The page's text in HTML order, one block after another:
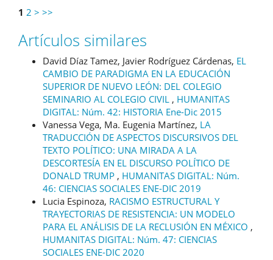
1 2 > >>
Artículos similares
David Díaz Tamez, Javier Rodríguez Cárdenas, EL
CAMBIO DE PARADIGMA EN LA EDUCACIÓN
SUPERIOR DE NUEVO LEÓN: DEL COLEGIO
SEMINARIO AL COLEGIO CIVIL , HUMANITAS
DIGITAL: Núm. 42: HISTORIA Ene-Dic 2015
Vanessa Vega, Ma. Eugenia Martínez, LA
TRADUCCIÓN DE ASPECTOS DISCURSIVOS DEL
TEXTO POLÍTICO: UNA MIRADA A LA
DESCORTESÍA EN EL DISCURSO POLÍTICO DE
DONALD TRUMP , HUMANITAS DIGITAL: Núm.
46: CIENCIAS SOCIALES ENE-DIC 2019
Lucia Espinoza, RACISMO ESTRUCTURAL Y
TRAYECTORIAS DE RESISTENCIA: UN MODELO
PARA EL ANÁLISIS DE LA RECLUSIÓN EN MÉXICO ,
HUMANITAS DIGITAL: Núm. 47: CIENCIAS
SOCIALES ENE-DIC 2020